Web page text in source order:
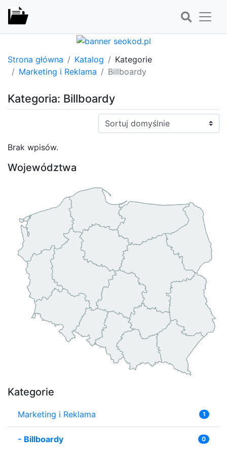
Strona główna Katalog
Kategorie
Marketing i Reklama
Billboardy
Kategoria: Billboardy
Sortuj:
Brak wpisów.
Województwa
Kategorie
Marketing i Reklama 1
- Billboardy 0